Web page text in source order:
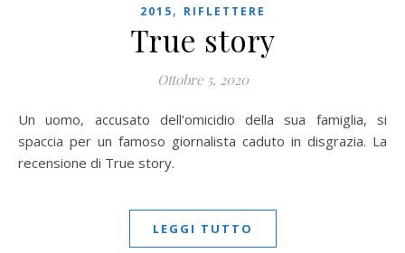
2015, RIFLETTERE
True story
Ottobre 5, 2020
Un uomo, accusato dell'omicidio della sua famiglia, si
spaccia per un famoso giornalista caduto in disgrazia. La
recensione di True story.
LEGGI TUTTO